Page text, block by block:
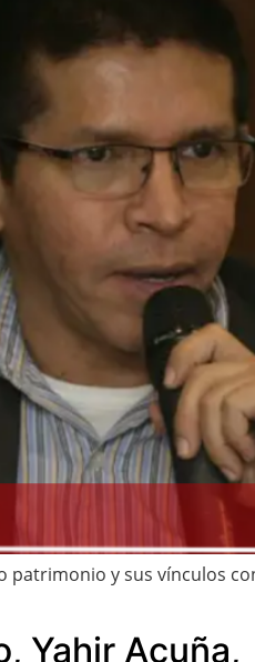
patrimonio y sus vínculos
Yahir Acuña,